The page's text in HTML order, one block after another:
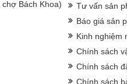
Bách Khoa)
Tư vấn sản
Báo giá sản
Kinh nghiệm
Chính sách
Chính sách
Chính sách